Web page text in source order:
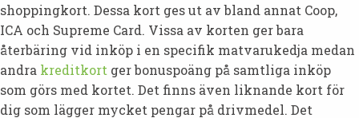
shoppingkort. Dessa kort ges ut av bland annat Coop,
ICA och Supreme Card. Vissa av korten ger bara
återbäring vid inköp i en specifik matvarukedja medan
andra kreditkort ger bonuspoäng på samtliga inköp
som görs med kortet. Det finns även liknande kort för
dig som lägger mycket pengar på drivmedel. Det